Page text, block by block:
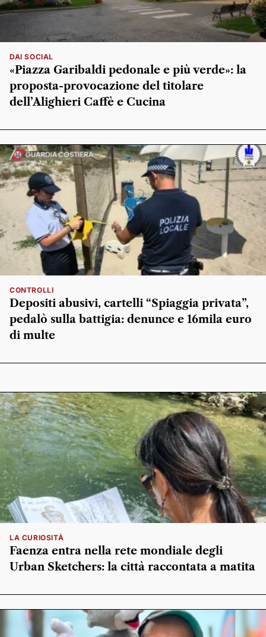
DAI SOCIAL
«Piazza Garibaldi pedonale e più verde»: la
proposta-provocazione del titolare
dell’Alighieri Caffè e Cucina
CONTROLLI
Depositi abusivi, cartelli “Spiaggia privata”,
pedalò sulla battigia: denunce e 16mila euro
di multe
LA CURIOSITÀ
Faenza entra nella rete mondiale degli
Urban Sketchers: la città raccontata a matita